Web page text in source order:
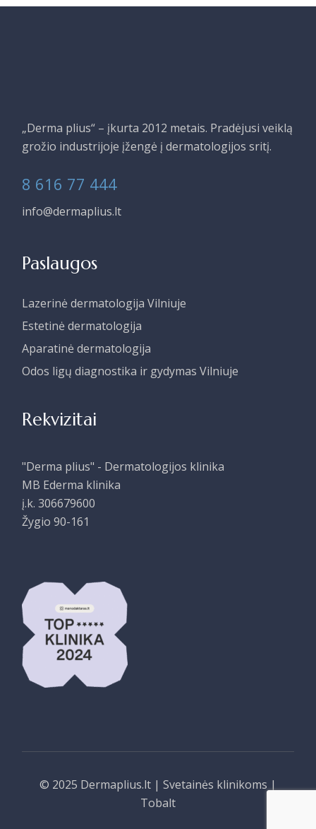
„Derma plius“ – įkurta 2012 metais. Pradėjusi veiklą
grožio industrijoje įžengė į dermatologijos sritį.
8 616 77 444
info@dermaplius.lt
Paslaugos
Lazerinė dermatologija Vilniuje
Estetinė dermatologija
Aparatinė dermatologija
Odos ligų diagnostika ir gydymas Vilniuje
Rekvizitai
"Derma plius" - Dermatologijos klinika
MB Ederma klinika
į.k. 306679600
Žygio 90-161
© 2025 Dermaplius.lt| Svetainės klinikoms |
Tobalt